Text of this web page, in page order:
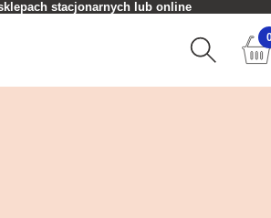
stacjonarnych lub online